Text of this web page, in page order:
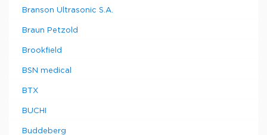
Branson Ultrasonic S.A.
Braun Petzold
Brookfield
BSN medical
BTX
BUCHI
Buddeberg